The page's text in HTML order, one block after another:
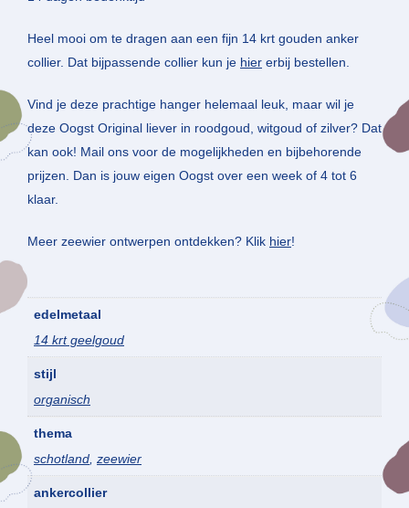
Heel mooi om te dragen aan een fijn 14 krt gouden anker
collier. Dat bijpassende collier kun je hier erbij bestellen.
Vind je deze prachtige hanger helemaal leuk, maar wil je
deze Oogst Original liever in roodgoud, witgoud of zilver? Dat
kan ook! Mail ons voor de mogelijkheden en bijbehorende
prijzen. Dan is jouw eigen Oogst over een week of 4 tot 6
klaar.
Meer zeewier ontwerpen ontdekken? Klik hier!
edelmetaal
14 krt geelgoud
stijl
organisch
thema
schotland zeewier
ankercollier